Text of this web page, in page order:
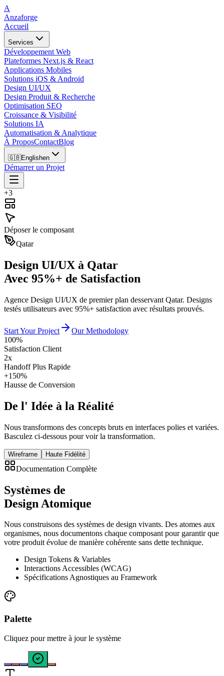
A
Anzaforge
Accueil
Services
Développement Web
Plateformes Next.js & React
Applications Mobiles
Solutions iOS & Android
Design UI/UX
Design Produit & Recherche
Optimisation SEO
Croissance & Visibilité
Solutions IA
Automatisation & Analytique
À ProposContactBlog
🇬🇧Englishen
Démarrer un Projet
+3
Déposer le composant
Qatar
Design UI/UX à Qatar
Avec 95%+ de Satisfaction
Agence Design UI/UX de premier plan desservant Qatar. Designs
testés utilisateurs avec 95%+ satisfaction avec résultats prouvés.
Start Your Project
Our Methodology
100%
Satisfaction Client
2x
Handoff Plus Rapide
+150%
Hausse de Conversion
De l' Idée à la Réalité
Nous transformons des concepts bruts en interfaces polies et variées.
Basculez ci-dessous pour voir la transformation.
Wireframe Haute Fidélité
Documentation Complète
Systèmes de
Design Atomique
Nous construisons des systèmes de design vivants. Des atomes aux
organismes, nous documentons chaque composant pour garantir que
votre produit évolue de manière cohérente sans dette technique.
Design Tokens & Variables
Interactions Accessibles (WCAG)
Spécifications Agnostiques au Framework
Palette
Cliquez pour mettre à jour le système